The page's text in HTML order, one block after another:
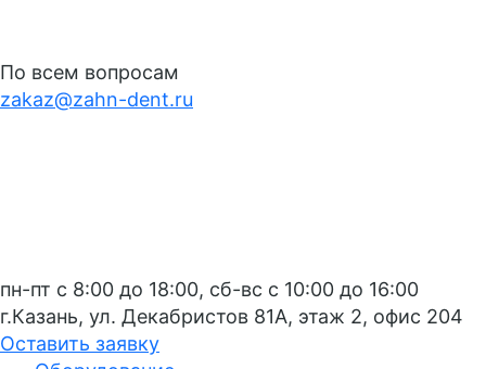
По всем вопросам
zakaz@zahn-dent.ru
пн-пт с 8:00 до 18:00, сб-вс с 10:00 до 16:00
г.Казань, ул. Декабристов 81А, этаж 2, офис 204
Оставить заявку